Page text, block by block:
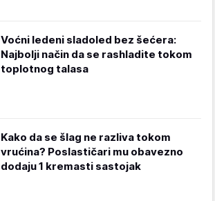
Voćni ledeni sladoled bez šećera:
Najbolji način da se rashladite tokom
toplotnog talasa
Kako da se šlag ne razliva tokom
vrućina? Poslastičari mu obavezno
dodaju 1 kremasti sastojak